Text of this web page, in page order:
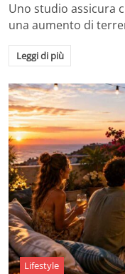
Uno studio assicura
una aumento di
Leggi di più
Lifestyle